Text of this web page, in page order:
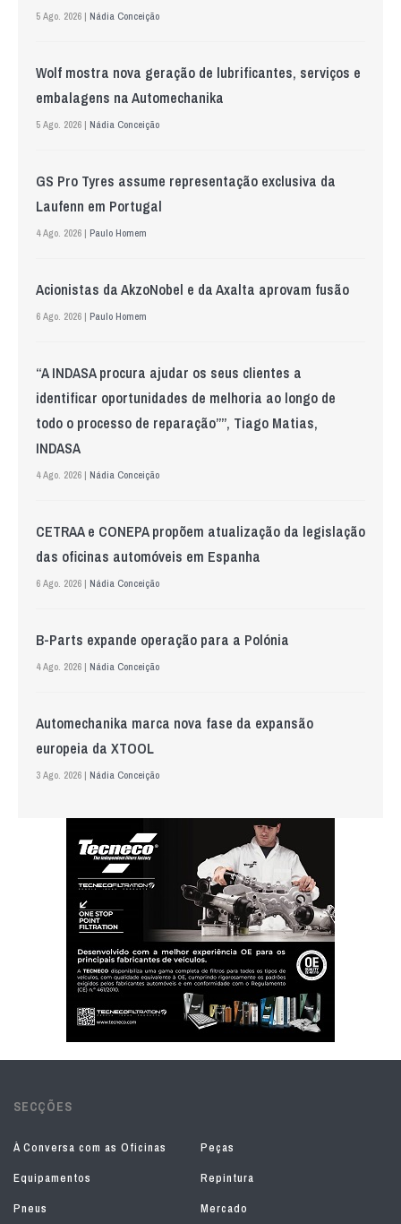
5 Ago. 2026 | Nádia Conceição
Wolf mostra nova geração de lubrificantes, serviços e
embalagens na Automechanika
5 Ago. 2026 | Nádia Conceição
GS Pro Tyres assume representação exclusiva da
Laufenn em Portugal
4 Ago. 2026 | Paulo Homem
Acionistas da AkzoNobel e da Axalta aprovam fusão
6 Ago. 2026 | Paulo Homem
“A INDASA procura ajudar os seus clientes a
identificar oportunidades de melhoria ao longo de
todo o processo de reparação””, Tiago Matias,
INDASA
4 Ago. 2026 | Nádia Conceição
CETRAA e CONEPA propõem atualização da legislação
das oficinas automóveis em Espanha
6 Ago. 2026 | Nádia Conceição
B-Parts expande operação para a Polónia
4 Ago. 2026 | Nádia Conceição
Automechanika marca nova fase da expansão
europeia da XTOOL
3 Ago. 2026 | Nádia Conceição
SECÇÕES
À Conversa com as Oficinas
Peças
Equipamentos
Repintura
Pneus
Mercado